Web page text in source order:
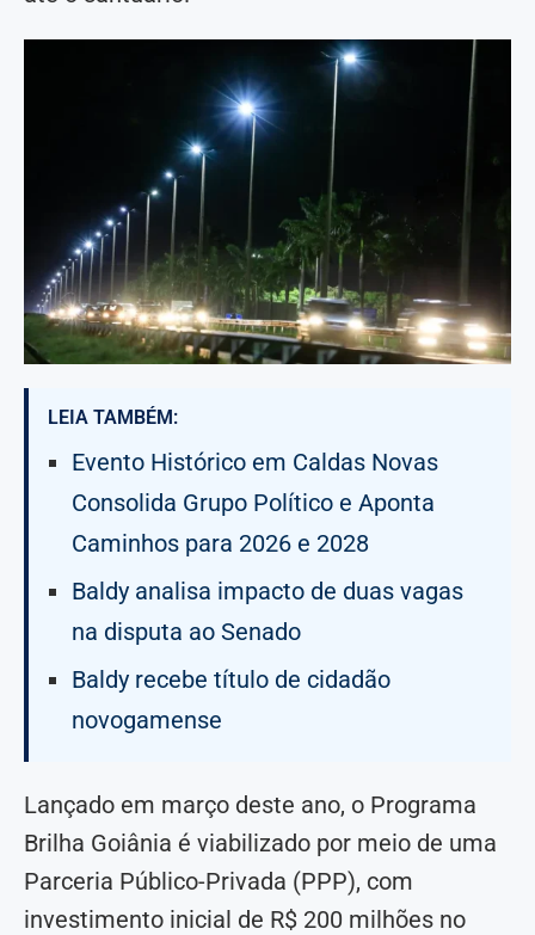
LEIA TAMBÉM:
Evento Histórico em Caldas Novas
Consolida Grupo Político e Aponta
Caminhos para 2026 e 2028
Baldy analisa impacto de duas vagas
na disputa ao Senado
Baldy recebe título de cidadão
novogamense
Lançado em março deste ano, o Programa
Brilha Goiânia é viabilizado por meio de uma
Parceria Público-Privada (PPP), com
investimento inicial de R$ 200 milhões no